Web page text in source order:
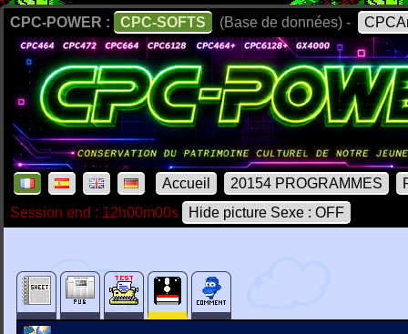
CPC-POWER : CPC-SOFTS (Base de données) -
Accueil 20154 PROGRAMMES
Session end : 12h00m00s
Hide picture Sexe : OFF